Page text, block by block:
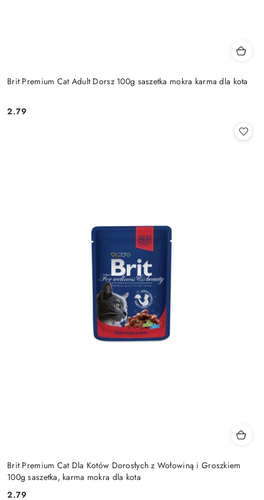
Brit Premium Cat Adult Dorsz 100g saszetka mokra karma dla kota
Cena:
2.79
Brit Premium Cat Dla Kotów Dorosłych z Wołowiną i Groszkiem
100g saszetka, karma mokra dla kota
2.79